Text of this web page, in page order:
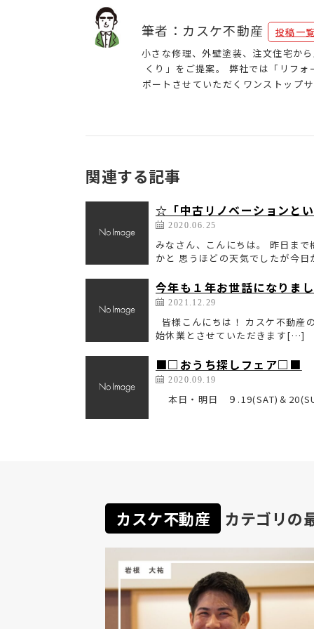
筆者：カスケ不動産
投稿一
小さな修理、外壁塗装、注文住宅か
くり」をご提案。 弊社では「リフ
ポートさせていただくワンストップ
関連する記事
☆「中古リノベーションと
2020.06.25
みなさん、こんにちは。 昨日ま
かと 思うほどの天気でしたが今
今年も１年お世話になりま
2021.12.29
皆様こんにちは！ カスケ不動
始休業とさせていただきます[…]
■□おうち探しフェア□■
2020.09.19
本日・明日 ９
カスケ不動産 カテゴリの